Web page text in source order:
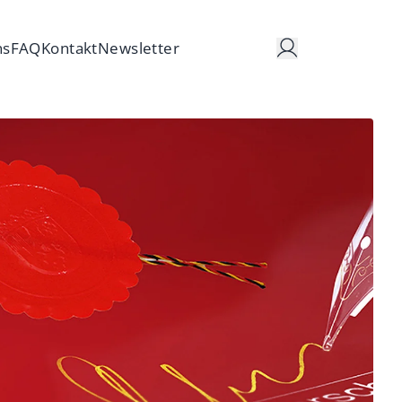
Sanierungsrecht
(KI)
Recht
Services
FAQKontaktNewsletter